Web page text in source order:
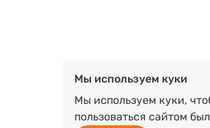
Мы используем куки
Мы используем куки,
пользоваться сайтом